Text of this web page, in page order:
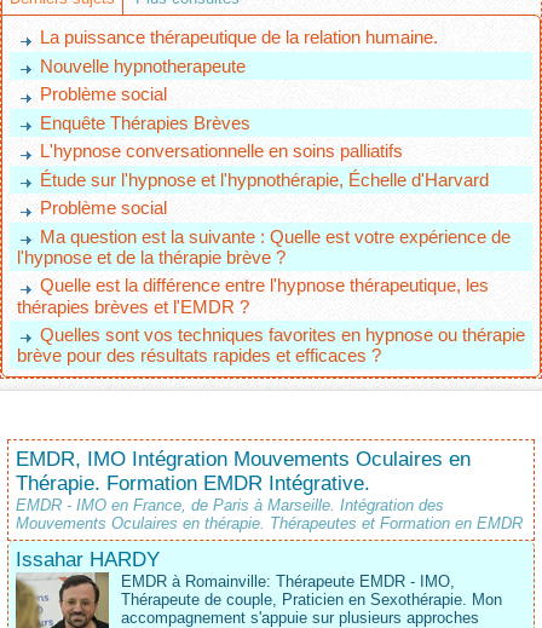
La puissance thérapeutique de la relation humaine.
Nouvelle hypnotherapeute
Problème social
Enquête Thérapies Brèves
L'hypnose conversationnelle en soins palliatifs
Étude sur l'hypnose et l'hypnothérapie, Échelle d'Harvard
Problème social
Ma question est la suivante : Quelle est votre expérience de
l'hypnose et de la thérapie brève ?
Quelle est la différence entre l'hypnose thérapeutique, les
thérapies brèves et l'EMDR ?
Quelles sont vos techniques favorites en hypnose ou thérapie
brève pour des résultats rapides et efficaces ?
EMDR, IMO Intégration Mouvements Oculaires en
Thérapie. Formation EMDR Intégrative.
EMDR - IMO en France, de Paris à Marseille. Intégration des
Mouvements Oculaires en thérapie. Thérapeutes et Formation en EMDR
Issahar HARDY
EMDR à Romainville: Thérapeute EMDR - IMO,
Thérapeute de couple, Praticien en Sexothérapie. Mon
accompagnement s'appuie sur plusieurs approches